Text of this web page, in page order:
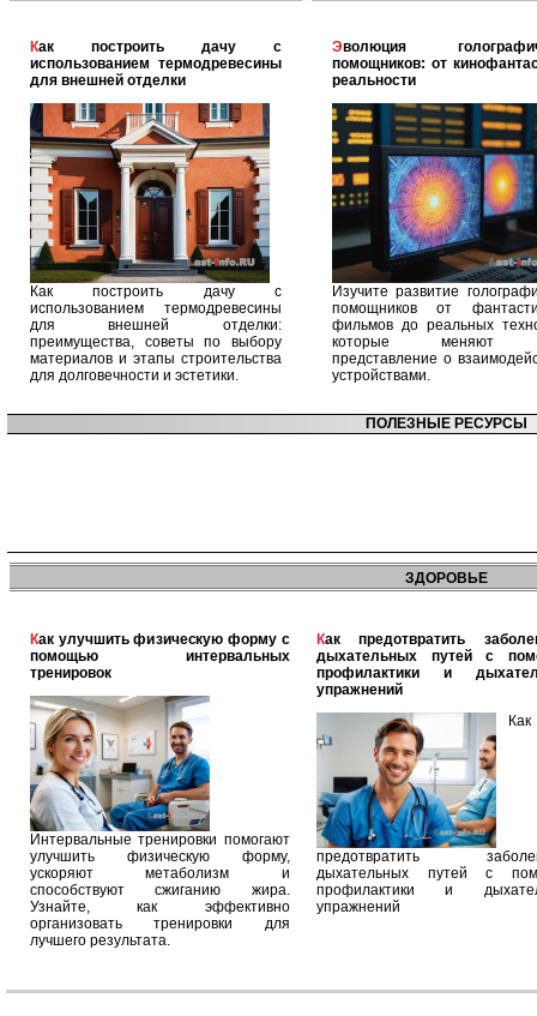
Как построить дачу с
использованием термодревесины
для внешней отделки
Как построить дачу с
использованием термодревесины
для внешней отделки:
преимущества, советы по выбору
материалов и этапы строительства
для долговечности и эстетики.
Эволюция голографических
помощников: от
реальности
Изучите развитие
помощников от
фильмов до реальных
которые меняют
представление о
устройствами.
ПОЛЕЗНЫЕ РЕСУРСЫ
ЗДОРОВЬЕ
Как улучшить физическую форму с
помощью интервальных
тренировок
Интервальные тренировки помогают
улучшить физическую форму,
ускоряют метаболизм и
способствуют сжиганию жира.
Узнайте, как эффективно
организовать тренировки для
лучшего результата.
Как предотвратить заболевания
дыхательных путей с
профилактики и
упражнений
Как
предотвратить
дыхательных путей с
профилактики и
упражнений